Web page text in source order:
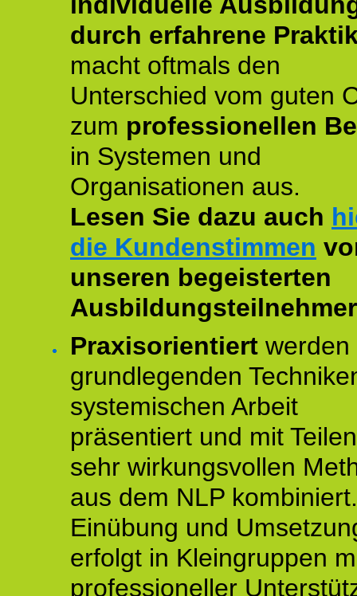
durch erfahrene
macht oftmals den
Unterschied vom guten
zum professionellen
in Systemen und
Organisationen aus.
Lesen Sie dazu auch
die Kundenstimmen
unseren begeisterten
Praxisorientiert werden
grundlegenden
systemischen Arbeit
präsentiert und mit
sehr wirkungsvollen
aus dem NLP
Einübung und
erfolgt in Kleingruppen
professioneller